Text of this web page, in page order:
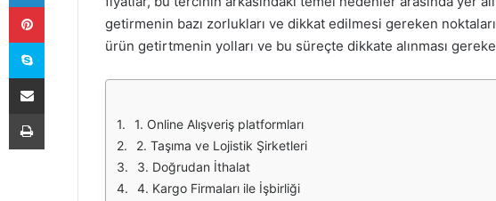
getirmenin bazı zorlukları ve dikkat edilmesi gereken
ürün getirtmenin yolları ve bu süreçte dikkate alınması
1. Online Alışveriş platformları
2. Taşıma ve Lojistik Şirketleri
3. Doğrudan İthalat
4. Kargo Firmaları ile İşbirliği
Pinterest
Skype
E-Posta ile paylaş